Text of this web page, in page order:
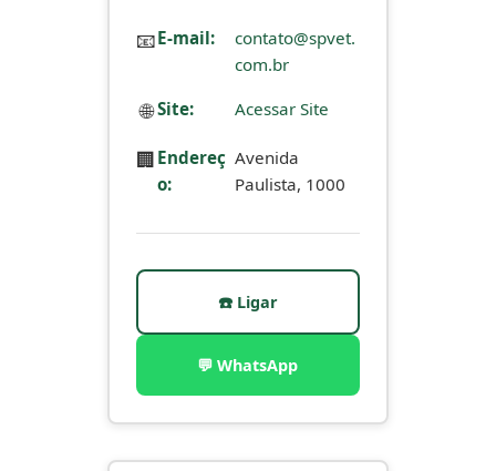
📧E-mail:
contato@spvet.
com.br
🌐 Site: Acessar Site
🏢 Endereç
o:
Avenida
Paulista, 1000
☎️ Ligar
💬 WhatsApp